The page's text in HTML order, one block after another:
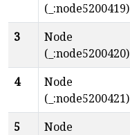
(_:node5200419)
3
Node
(_:node5200420)
4
Node
(_:node5200421)
5
Node